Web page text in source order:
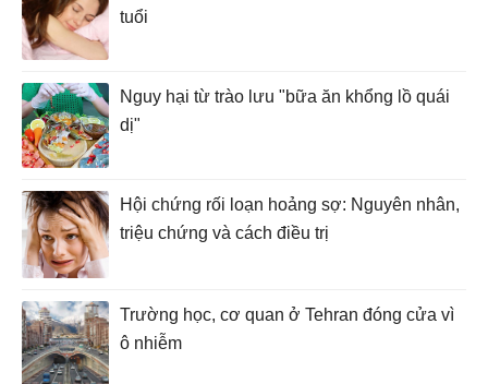
tuổi
Nguy hại từ trào lưu "bữa ăn khổng lồ quái
dị"
Hội chứng rối loạn hoảng sợ: Nguyên nhân,
triệu chứng và cách điều trị
Trường học, cơ quan ở Tehran đóng cửa vì
ô nhiễm